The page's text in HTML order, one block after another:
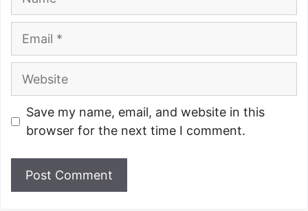
Website
Save my name, email, and website in this
browser for the next time I comment.